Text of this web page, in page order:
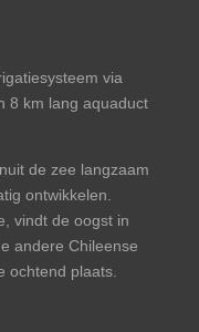
via
8 km lang aquaduct
de zee langzaam
ontwikkelen.
vindt de oogst in
andere Chileense
ochtend plaats.